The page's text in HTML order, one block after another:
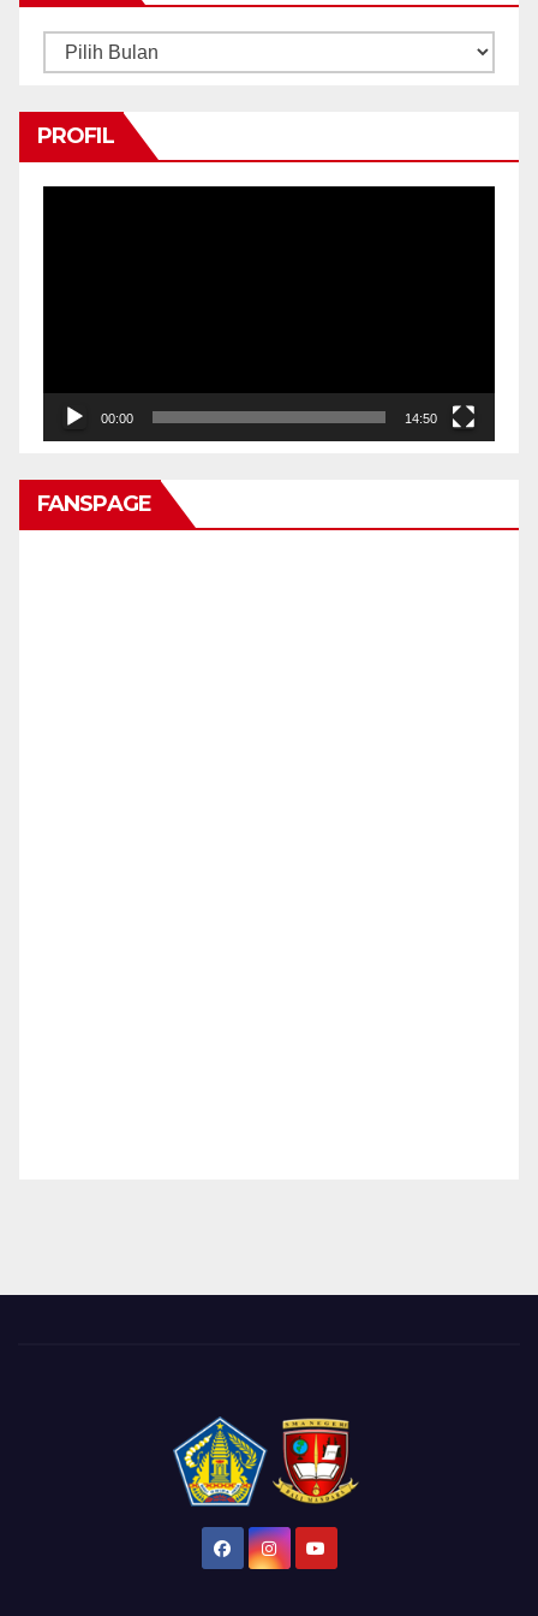
Arsip
PROFIL
00:00 14:50
FANSPAGE